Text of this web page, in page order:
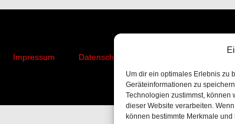
Um dir ein optimales Erlebnis zu
Geräteinformationen zu
Technologien zustimmst, können
dieser Website verarbeiten.
können bestimmte Merkmale
Impressum Datenschutzerklärung